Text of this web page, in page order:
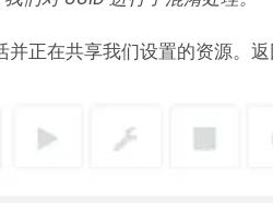
并正在共享我们设置的资源。